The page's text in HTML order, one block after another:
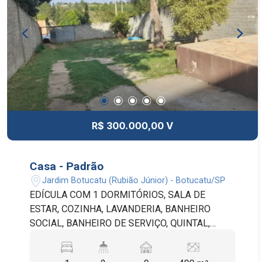
R$ 300.000,00 V
Casa - Padrão
Jardim Botucatu (Rubião Júnior) - Botucatu/SP
EDÍCULA COM 1 DORMITÓRIOS, SALA DE
ESTAR, COZINHA, LAVANDERIA, BANHEIRO
SOCIAL, BANHEIRO DE SERVIÇO, QUINTAL,
GARAGEM DESCOBERTAS.